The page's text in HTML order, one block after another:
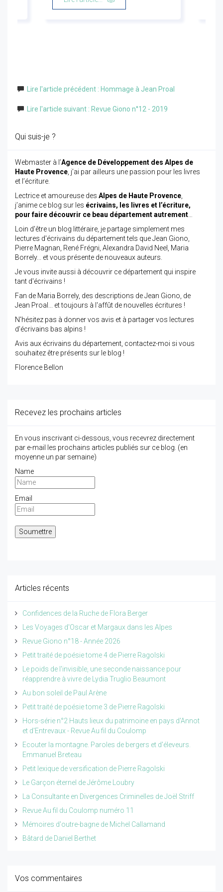
Lire l'article précédent : Hommage à Jean Proal
Lire l'article suivant : Revue Giono n°12 - 2019
Qui suis-je ?
Webmaster à l’Agence de Développement des Alpes de
Haute Provence, j’ai par ailleurs une passion pour les livres
et l’écriture.
Lectrice et amoureuse des Alpes de Haute Provence,
j’anime ce blog sur les écrivains, les livres et l’écriture,
pour faire découvrir ce beau département autrement…
Loin d'être un blog littéraire, je partage simplement mes
lectures d'écrivains du département tels que Jean Giono,
Pierre Magnan, René Frégni, Alexandra David Neel, Maria
Borrely... et vous présente de nouveaux auteurs.
Je vous invite aussi à découvrir ce département qui inspire
tant d'écrivains !
Fan de Maria Borrely, des descriptions de Jean Giono, de
Jean Proal... et toujours à l'affût de nouvelles écritures !
N'hésitez pas à donner vos avis et à partager vos lectures
d'écrivains bas alpins !
Avis aux écrivains du département, contactez-moi si vous
souhaitez être présents sur le blog !
Florence Bellon
Recevez les prochains articles
En vous inscrivant ci-dessous, vous recevrez directement
par e-mail les prochains articles publiés sur ce blog. (en
moyenne un par semaine)
Name
Email
Articles récents
Confidences de la Ruche de Flora Berger
Les Voyages d'Oscar et Margaux dans les Alpes
Revue Giono n°18 - Année 2026
Petit traité de poésie tome 4 de Pierre Ragolski
Le poids de l'invisible, une seconde naissance pour
réapprendre à vivre de Lydia Truglio Beaumont
Au bon soleil de Paul Arène
Petit traité de poésie tome 3 de Pierre Ragolski
Hors-série n°2 Hauts lieux du patrimoine en pays d'Annot
et d'Entrevaux - Revue Au fil du Coulomp
Ecouter la montagne. Paroles de bergers et d'éleveurs.
Emmanuel Breteau
Petit lexique de versification de Pierre Ragolski
Le Garçon éternel de Jérôme Loubry
La Consultante en Divergences Criminelles de Joël Striff
Revue Au fil du Coulomp numéro 11
Mémoires d'outre-bagne de Michel Callamand
Bâtard de Daniel Berthet
Vos commentaires